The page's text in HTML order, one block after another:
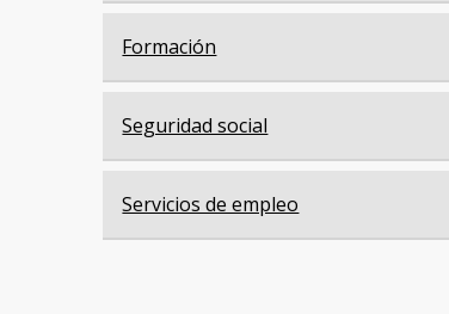
Formación
Seguridad social
Servicios de empleo